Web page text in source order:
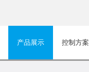
产品展示 控制方案